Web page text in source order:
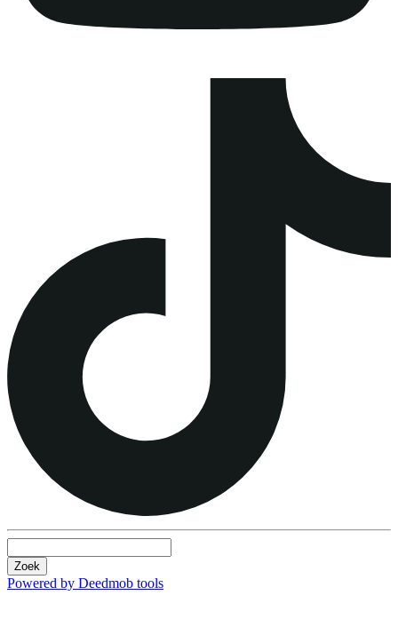
Zoek
Powered by Deedmob tools